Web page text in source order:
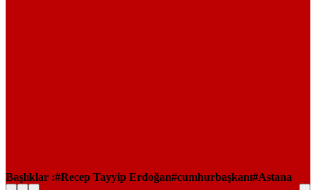
Başlıklar : Recep Tayyip Erdoğan cumhurbaşkanı Astana